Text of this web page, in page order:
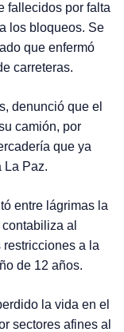
fallecidos por falta
los bloqueos. Se
que enfermó
carreteras.
denunció que el
camión, por
que ya
La Paz.
entre lágrimas la
al
a la
de 12 años.
la vida en el
sectores afines al